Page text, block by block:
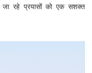
रहे प्रयासों को एक सशक्त